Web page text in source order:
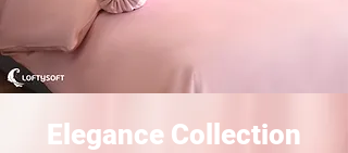
Elegance Collection